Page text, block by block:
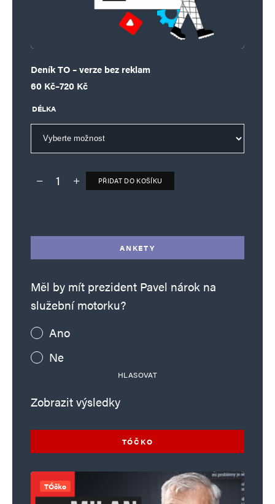
Deník TO – verze bez reklam
60 Kč–720 Kč
Rozpětí cen: 60 Kč až 720 Kč
DÉLKA
Deník TO – verze bez reklam množství
PŘIDAT DO KOŠÍKU
ANKETY
Měl by mít prezident Pavel nárok na
služební motorku?
Ano
Ne
HLASOVAT
Zobrazit výsledky
TÓČKO
TÓčko